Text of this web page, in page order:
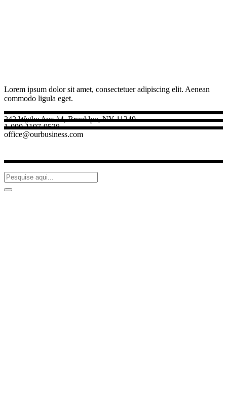
Lorem ipsum dolor sit amet, consectetuer adipiscing elit. Aenean
commodo ligula eget.
242 Wythe Ave #4, Brooklyn, NY 11249
1-090-1197-9528
office@ourbusiness.com